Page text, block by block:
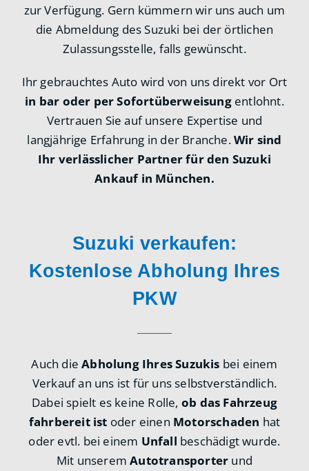
zur Verfügung. Gern kümmern wir uns auch um
die Abmeldung des Suzuki bei der örtlichen
Zulassungsstelle, falls gewünscht.
Ihr gebrauchtes Auto wird von uns direkt vor Ort
in bar oder per Sofortüberweisungentlohnt.
Vertrauen Sie auf unsere Expertise und
langjährige Erfahrung in der Branche.Wir sind
Ihr verlässlicher Partner für den Suzuki
Ankauf in München.
Suzuki verkaufen:
Kostenlose Abholung Ihres
PKW
Auch dieAbholung Ihres Suzukis bei einem
Verkauf an uns ist für uns selbstverständlich.
Dabei spielt es keine Rolle, ob das Fahrzeug
fahrbereit ist oder einen Motorschaden hat
oder evtl. bei einem Unfall beschädigt wurde.
Mit unseremAutotransporter und